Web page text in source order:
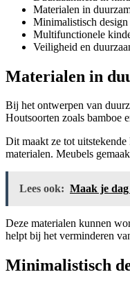
Materialen in
Minimalistisch
Multifunctionele
Veiligheid en
Materialen in
Bij het ontwerpen van
Houtsoorten zoals bamboe
Dit maakt ze tot
materialen. Meubels
Lees ook: Maak je dag
Deze materialen kunnen
helpt bij het verminderen
Minimalistisch